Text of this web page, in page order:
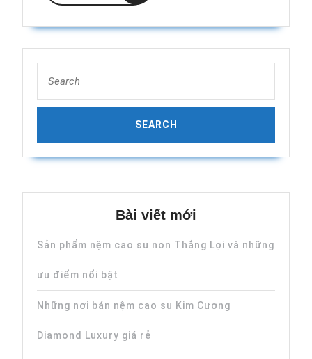
for:
Bài viết mới
Sản phẩm nệm cao su non Thắng Lợi và những
ưu điểm nổi bật
Những nơi bán nệm cao su Kim Cương
Diamond Luxury giá rẻ